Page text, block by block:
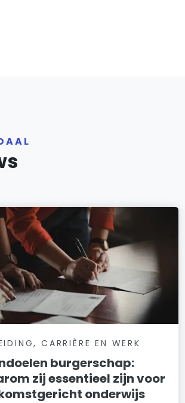
CARRIÈRE EN WERK
burgerschap:
zij essentieel zijn voor
onderwijs